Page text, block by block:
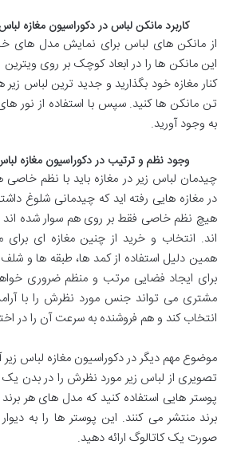
کاربرد مانکن لباس در دكوراسيون مغازه
از مانکن های لباس برای نمایش مدل های
این مانکن ها را در ابعاد کوچک بر روی ویترین
کنار مغازه خود بگذارید و جدید ترین لباس
تن مانکن ها کنید. سپس با استفاده از نور
به وجود آورید.
وجود نظم و ترتیب در دكوراسيون مغازه
چیدمان لباس زیر در مغازه باید با نظم
در مغازه هایی رفته اید که چیدمانی شلوغ
هیچ نظم خاصی فقط بر روی هم سوار شده اند و
اند. انتخاب و خرید از چنین مغازه ای
همین دلیل استفاده از کمد ها، طبقه ها و
برای ایجاد فضایی مرتب و منظم ضروری
مشتری می تواند جنس مورد نظرش را با
انتخاب کند و هم فروشنده به سرعت آن را در
موضوع مهم دیگر در دكوراسيون مغازه لباس
تصویری از لباس زیر مورد نظرش را در بدن یک
پوستر هایی استفاده کنید که مدل های هر
برند منتشر می کنند. این پوستر ها را به
صورت یک کاتالوگ ارائه دهید.